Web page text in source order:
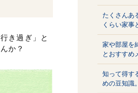
き過ぎ」と
か？
たくさんあ
くらい家事
家や部屋を
とおすすめ
知って得す
めの豆知識。